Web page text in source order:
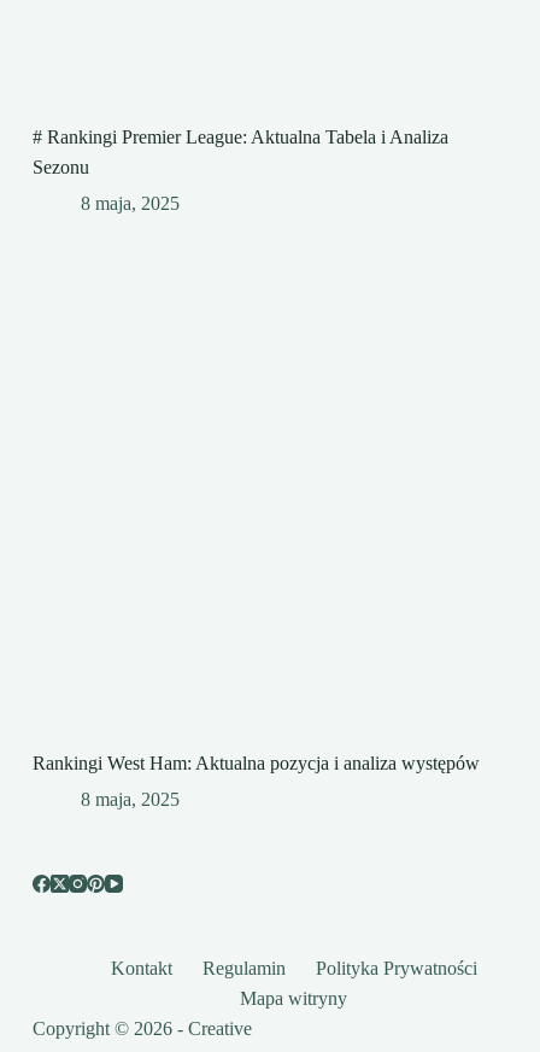
# Rankingi Premier League: Aktualna Tabela i Analiza
Sezonu
8 maja, 2025
Rankingi West Ham: Aktualna pozycja i analiza występów
8 maja, 2025
Kontakt Regulamin
Polityka Prywatności
Mapa witryny
Copyright © 2026 - Creative